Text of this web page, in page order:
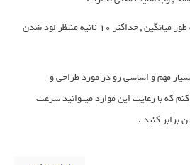
تجربه نشان داده که هر کاربر به طور میانگین , حداکثر 10 ثانیه منتظر لود شدن
مهم و اساسی رو در مورد طراحی و
که با رعایت این موارد میتوانید سرعت
برابر کنید .